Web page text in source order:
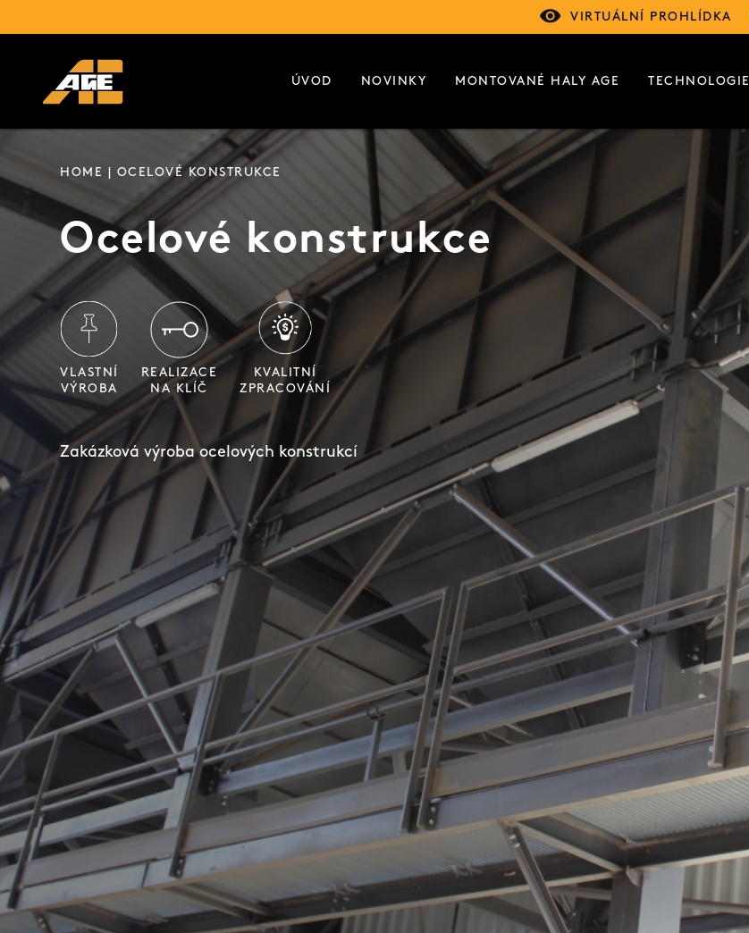
VIRTUÁLNÍ PROHLÍDKA
ÚVOD NOVINKY MONTOVANÉ HALY AGE TECHNOLOGIE
HOME | OCELOVÉ KONSTRUKCE
Ocelové konstrukce
VLASTNÍ
VÝROBA
REALIZACE
NA KLÍČ
KVALITNÍ
ZPRACOVÁNÍ
Zakázková výroba ocelových konstrukcí